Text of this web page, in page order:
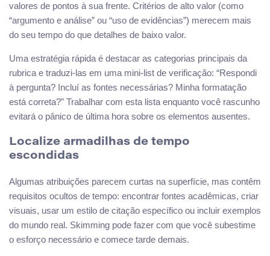
valores de pontos à sua frente. Critérios de alto valor (como
“argumento e análise” ou “uso de evidências”) merecem mais
do seu tempo do que detalhes de baixo valor.
Uma estratégia rápida é destacar as categorias principais da
rubrica e traduzi-las em uma mini-list de verificação: “Respondi
à pergunta? Incluí as fontes necessárias? Minha formatação
está correta?” Trabalhar com esta lista enquanto você rascunho
evitará o pânico de última hora sobre os elementos ausentes.
Localize armadilhas de tempo
escondidas
Algumas atribuições parecem curtas na superfície, mas contêm
requisitos ocultos de tempo: encontrar fontes acadêmicas, criar
visuais, usar um estilo de citação específico ou incluir exemplos
do mundo real. Skimming pode fazer com que você subestime
o esforço necessário e comece tarde demais.